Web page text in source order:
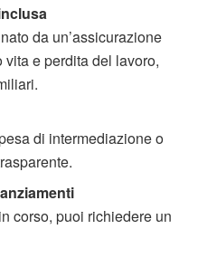
da un’assicurazione
e perdita del lavoro,
di intermediazione o
corso, puoi richiedere un